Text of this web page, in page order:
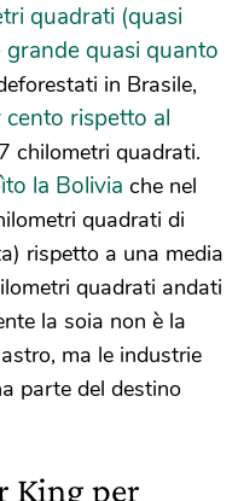
quadrati (quasi
quasi quanto
in Brasile,
rispetto al
chilometri quadrati.
la Bolivia che nel
quadrati di
rispetto a una media
quadrati andati
la soia non è la
ma le industrie
parte del destino
King per